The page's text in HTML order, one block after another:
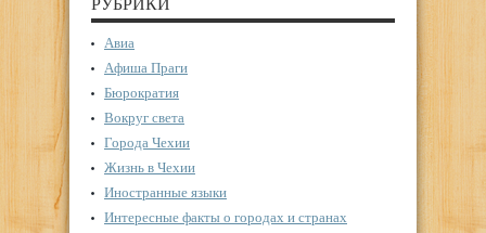
РУБРИКИ
Авиа
Афиша Праги
Бюрократия
Вокруг света
Города Чехии
Жизнь в Чехии
Иностранные языки
Интересные факты о городах и странах